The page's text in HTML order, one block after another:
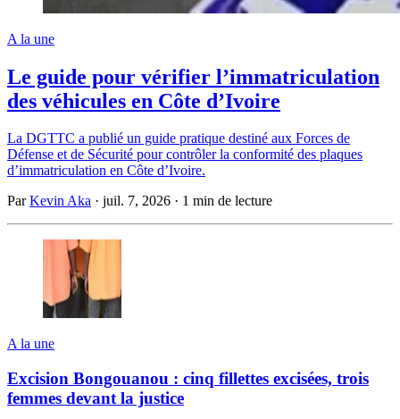
A la une
Le guide pour vérifier l’immatriculation
des véhicules en Côte d’Ivoire
La DGTTC a publié un guide pratique destiné aux Forces de
Défense et de Sécurité pour contrôler la conformité des plaques
d’immatriculation en Côte d’Ivoire.
ParKevin Aka · juil. 7, 2026 · 1 min de lecture
A la une
Excision Bongouanou : cinq fillettes excisées, trois
femmes devant la justice